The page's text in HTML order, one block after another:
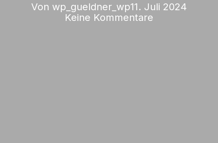
Von wp_gueldner_wp11. Juli 2024
Keine Kommentare